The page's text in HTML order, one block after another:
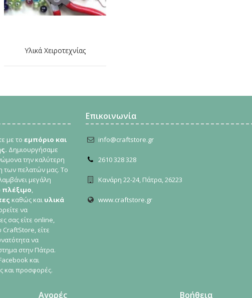
Υλικά Χειροτεχνίας
με το εμπόριο και
Δημιουργήσαμε
την καλύτερη
των πελατών μας. Το
μεγάλη
πλέξιμο,
καθώς και υλικά
να
σας είτε online,
είτε
να
στην Πάτρα.
και
και προσφορές.
Επικοινωνία
info@craftstore.gr
2610 328 328
Κανάρη 22-24, Πάτρα, 26223
www.craftstore.gr
Αγορές Βοήθεια